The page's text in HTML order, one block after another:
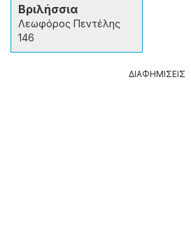
Βριλήσσια
Λεωφόρος Πεντέλης
146
ΔΙΑΦΗΜΙΣΕΙΣ